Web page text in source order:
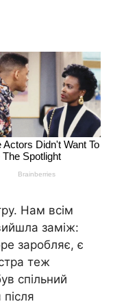
Нам всім
заміж:
заробляє, є
теж
спільний